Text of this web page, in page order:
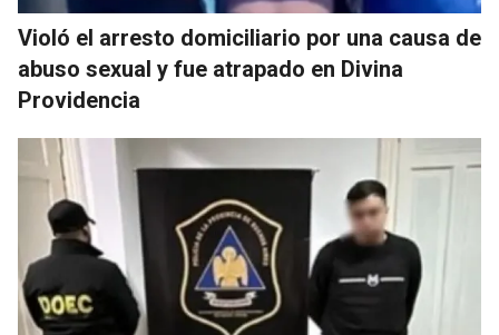
Violó el arresto domiciliario por una causa de
abuso sexual y fue atrapado en Divina
Providencia